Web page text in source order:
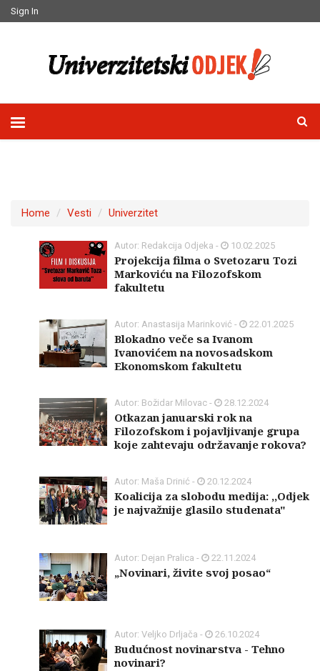
Sign In
Home Vesti Univerzitet
Autor: Redakcija Odjeka - 10.02.2025
Projekcija filma o Svetozaru Tozi
Markoviću na Filozofskom
fakultetu
Autor: Anastasija Marinković - 22.01.2025
Blokadno veče sa Ivanom
Ivanovićem na novosadskom
Ekonomskom fakultetu
Autor: Božidar Milovac - 28.12.2024
Otkazan januarski rok na
Filozofskom i pojavljivanje grupa
koje zahtevaju održavanje rokova?
Autor: Maša Drinić - 20.12.2024
Koalicija za slobodu medija: ,,Odjek
je najvažnije glasilo studenata"
Autor: Dejan Pralica - 22.11.2024
„Novinari, živite svoj posao“
Autor: Veljko Drljača - 26.10.2024
Budućnost novinarstva - Tehno
novinari?